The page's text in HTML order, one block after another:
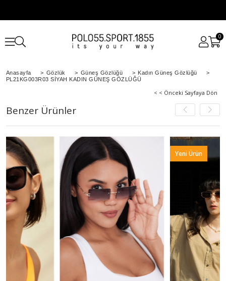
0
Anasayfa > Gözlük > Güneş Gözlüğü > Kadın Güneş Gözlüğü
>
PL21KG003R03 SİYAH KADIN GÜNEŞ GÖZLÜĞÜ
< < Önceki Sayfaya Dön
Benzer Ürünler